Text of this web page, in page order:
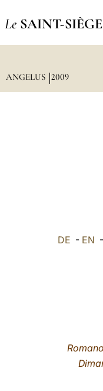
Le SAINT-SIÈGE
ANGELUS 2009
DE - EN -